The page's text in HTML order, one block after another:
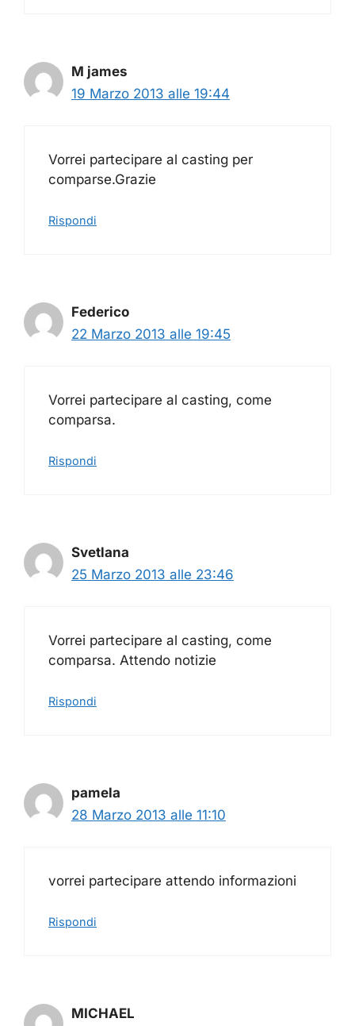
M james
19 Marzo 2013 alle 19:44
Vorrei partecipare al casting per
comparse.Grazie
Rispondi
Federico
22 Marzo 2013 alle 19:45
Vorrei partecipare al casting, come
comparsa.
Rispondi
Svetlana
25 Marzo 2013 alle 23:46
Vorrei partecipare al casting, come
comparsa. Attendo notizie
Rispondi
pamela
28 Marzo 2013 alle 11:10
vorrei partecipare attendo informazioni
Rispondi
MICHAEL